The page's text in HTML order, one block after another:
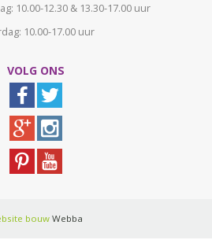
10.00-12.30 & 13.30-17.00 uur
10.00-17.00 uur
VOLG ONS
bouwWebba